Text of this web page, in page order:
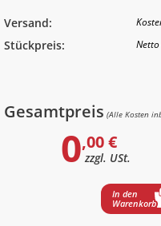
Versand:
Stückpreis: Netto
Gesamtpreis (Alle Kosten
0,00 €
zzgl. USt.
In den
Warenkorb